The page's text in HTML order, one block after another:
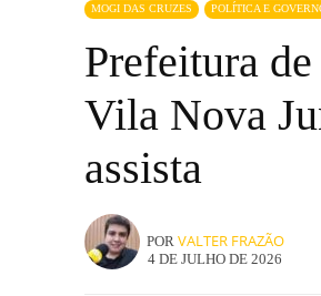
MOGI DAS CRUZES POLÍTICA E
Prefeitura
Vila Nova
assista
POR VALTER FRAZÃO
4 DE JULHO DE 2026